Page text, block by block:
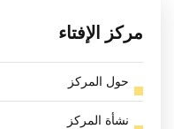
مركز الإفتاء
حول المركز
نشأة المركز